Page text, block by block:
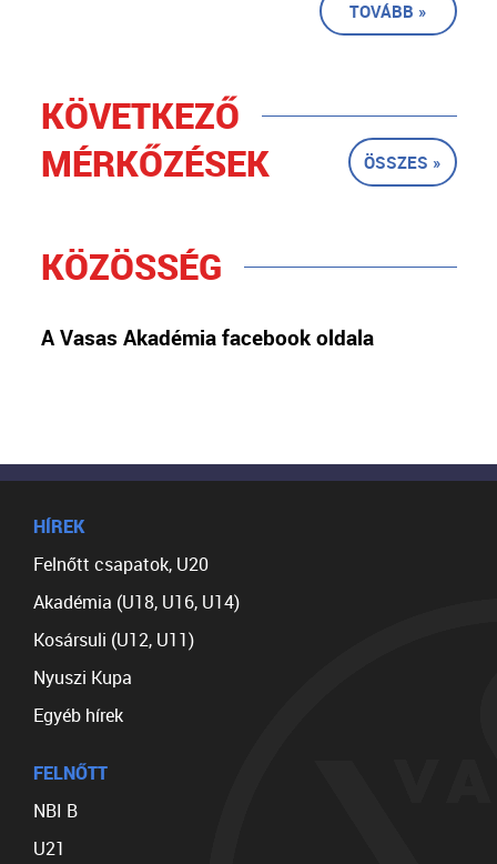
TOVÁBB »
KÖVETKEZŐ
MÉRKŐZÉSEK
ÖSSZES »
KÖZÖSSÉG
A Vasas Akadémia facebook oldala
HÍREK
Felnőtt csapatok, U20
Akadémia (U18, U16, U14)
Kosársuli (U12, U11)
Nyuszi Kupa
Egyéb hírek
FELNŐTT
NBI B
U21